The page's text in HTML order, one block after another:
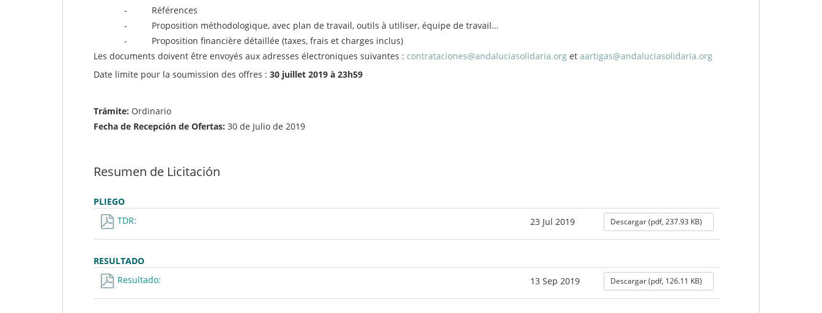
- Références
- Proposition méthodologique, avec plan de travail, outils à utiliser, équipe de travail…
- Proposition financière détaillée (taxes, frais et charges inclus)
Les documents doivent être envoyés aux adresses électroniques suivantes : contrataciones@andaluciasolidaria.org et aartigas@andaluciasolidaria.org
Date limite pour la soumission des offres : 30 juillet 2019 à 23h59
Trámite: Ordinario
Fecha de Recepción de Ofertas: 30 de Julio de 2019
Resumen de Licitación
PLIEGO
TDR:
23 Jul 2019 Descargar (pdf, 237.93 KB)
RESULTADO
Resultado:
13 Sep 2019 Descargar (pdf, 126.11 KB)